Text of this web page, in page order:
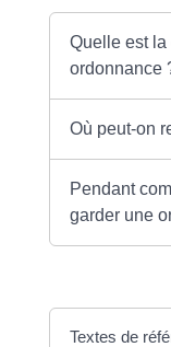
Quelle est
ordonnance
Où peut-on
Pendant
garder une
Textes de